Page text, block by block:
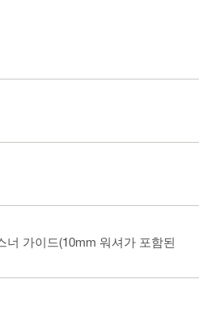
너 가이드(10mm 워셔가 포함된